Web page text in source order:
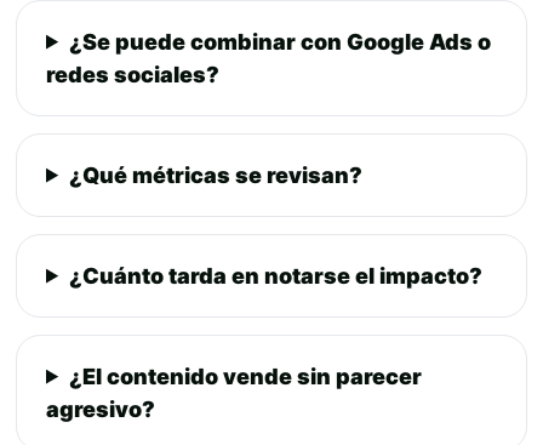
¿Se puede combinar con Google Ads o
redes sociales?
¿Qué métricas se revisan?
¿Cuánto tarda en notarse el impacto?
¿El contenido vende sin parecer
agresivo?